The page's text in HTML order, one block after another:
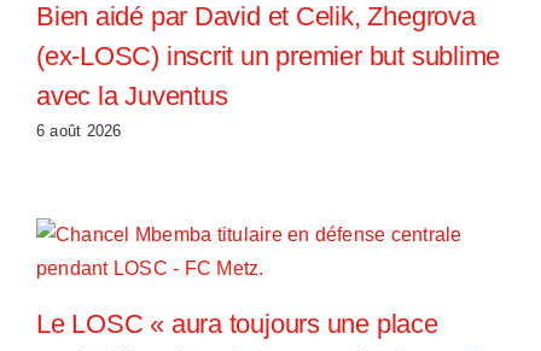
Bien aidé par David et Celik, Zhegrova
(ex-LOSC) inscrit un premier but sublime
avec la Juventus
6 août 2026
Le LOSC « aura toujours une place